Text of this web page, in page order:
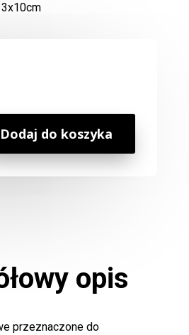
Dodaj do koszyka
opis
przeznaczone do